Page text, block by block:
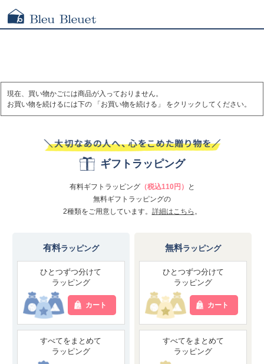
現在、買い物かごには商品が入っておりません。
お買い物を続けるには下の 「お買い物を続ける」 をクリックしてください。
ギフトラッピング
有料ギフトラッピング（税込110円）
と
無料ギフトラッピングの
2種類をご用意しています。 詳細はこちら 。
有料ラッピング
ひとつずつ分けて
ラッピング
カート
すべてをまとめて
ラッピング
無料ラッピング
ひとつずつ分けて
ラッピング
カート
すべてをまとめて
ラッピング